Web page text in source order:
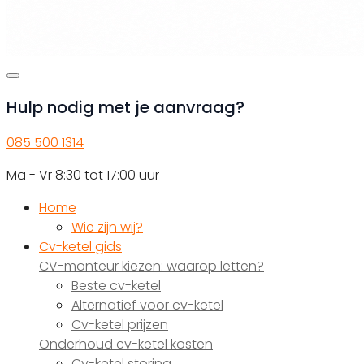
Hulp nodig met je aanvraag?
085 500 1314
Ma - Vr 8:30 tot 17:00 uur
Home
Wie zijn wij?
Cv-ketel gids
CV-monteur kiezen: waarop letten?
Beste cv-ketel
Alternatief voor cv-ketel
Cv-ketel prijzen
Onderhoud cv-ketel kosten